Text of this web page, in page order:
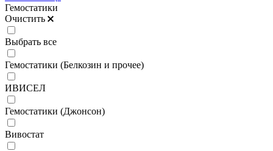
Гемостатики
Очистить
Выбрать все
Гемостатики (Белкозин и прочее)
ИВИСЕЛ
Гемостатики (Джонсон)
Вивостат